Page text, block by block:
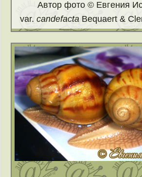
Автор фото © Евгения
var.candefacta Bequaert &